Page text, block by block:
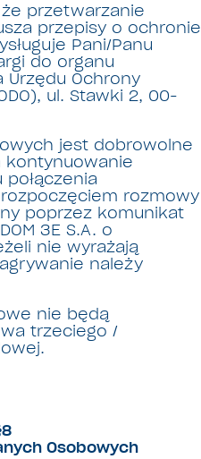
przetwarzanie
przepisy o ochronie
Pani/Panu
do organu
Urzędu Ochrony
ul. Stawki 2, 00-
jest dobrowolne
kontynuowanie
rozmowy
poprzez komunikat
3E S.A. o
nie wyrażają
należy
nie będą
trzeciego /
Osobowych